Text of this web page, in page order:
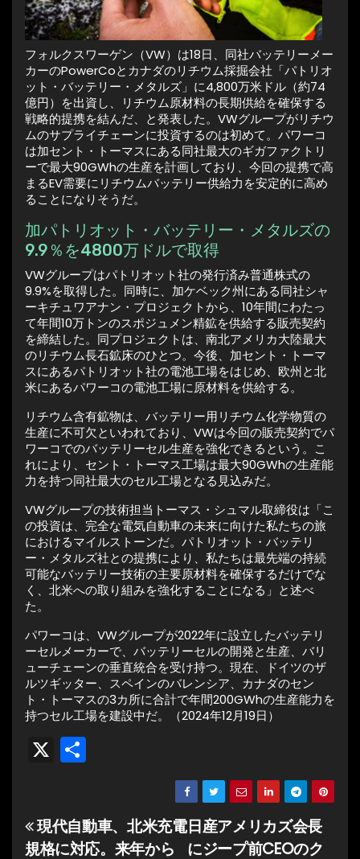
フォルクスワーゲン（VW）は18日、同社バッテリーメー
カーのPowerCoとカナダのリチウム採掘会社「パトリオ
ット・バッテリー・メタルズ」に4,800万米ドル（約74
億円）を出資し、リチウム原材料の長期供給を確保する
戦略的提携を結んだ、と発表した。VWグループがリチウ
ムのサプライチェーンに投資するのは初めて。パワーコ
は加セント・トーマスにある同社最大のギガファクトリ
ーで最大90GWhの生産を計画しており、今回の提携で高
まるEV需要にリチウムバッテリー供給力を安定的に高め
ることになりそうだ。
加パトリオット・バッテリー・メタルズの
9.9％を4800万ドルで取得
VWグループはパトリオット社の発行済み普通株式の
9.9%を取得した。同時に、加ケベック州にある同社シャ
ーキチュワアナン・プロジェクトから、10年間にわたっ
て年間10万トンのスポジュメン精鉱を供給する販売契約
を締結した。同プロジェクトは、南北アメリカ大陸最大
のリチウム長石鉱床のひとつ。今後、加セント・トーマ
スにあるパトリオット社の電池工場をはじめ、欧州と北
米にあるパワーコの電池工場に原材料を供給する。
リチウム含有鉱物は、バッテリー用リチウム化学物質の
生産に不可欠といわれており、VWは今回の販売契約でパ
ワーコでのバッテリーセル生産を強化できるという。こ
れにより、セント・トーマス工場は最大90GWhの生産能
力を持つ同社最大のセル工場となる見込みだ。
VWグループの技術担当トーマス・シュマル取締役は「こ
の投資は、完全な電気自動車の未来に向けた私たちの旅
におけるマイルストーンだ。パトリオット・バッテリ
ー・メタルズ社との提携により、私たちは最先端の持続
可能なバッテリー技術の主要原材料を確保するだけでな
く、北米への取り組みを強化することになる」と述べ
た。
パワーコは、VWグループが2022年に設立したバッテリ
ーセルメーカーで、バッテリーセルの開発と生産、バリ
ューチェーンの垂直統合を受け持つ。現在、ドイツのザ
ルツギッター、スペインのバレンシア、カナダのセン
ト・トーマスの3カ所に合計で年間200GWhの生産能力を
持つセル工場を建設中だ。（2024年12月19日）
X
投
日産アメリカズ会長
にジープ前CEOのク
現代自動車、北米充電
規格に対応。来年から